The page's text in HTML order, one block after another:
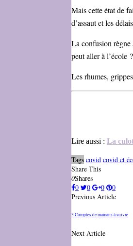
Mais cette état de
d’assaut et les
La confusion règne
peut aller à l’école
Les rhumes,
Lire aussi : La
Tags covid covid et
Share This
0Shares
0
0 0
0
Previous Article
3 Comptes de mamans à suivre
Next Article